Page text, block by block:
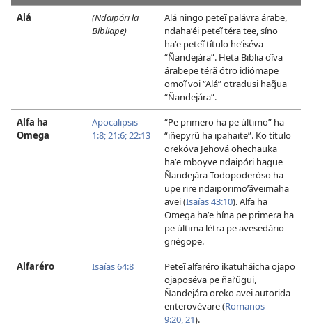
Alá
(Ndaipóri la
Bíbliape)
Alá ningo peteĩ palávra árabe,
ndahaʼéi peteĩ téra tee, síno
haʼe peteĩ título heʼiséva
“Ñandejára”. Heta Biblia oĩva
árabepe térã ótro idiómape
omoĩ voi “Alá” otradusi hag̃ua
“Ñandejára”.
Alfa ha
Omega
Apocalipsis
1:8;21:6;22:13
“Pe primero ha pe último” ha
“iñepyrũ ha ipahaite”. Ko título
orekóva Jehová ohechauka
haʼe mboyve ndaipóri hague
Ñandejára Todopoderóso ha
upe rire ndaiporimoʼãveimaha
avei (Isaías 43:10). Alfa ha
Omega haʼe hína pe primera ha
pe última létra pe avesedário
griégope.
Alfaréro
Isaías 64:8
Peteĩ alfaréro ikatuháicha ojapo
ojaposéva pe ñaiʼũgui,
Ñandejára oreko avei autorida
enterovévare (Romanos
9:20, 21).